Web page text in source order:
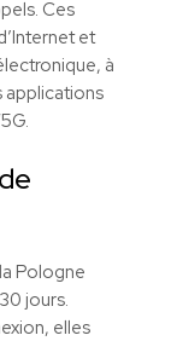
Ces
et
à
applications
Pologne
jours.
elles